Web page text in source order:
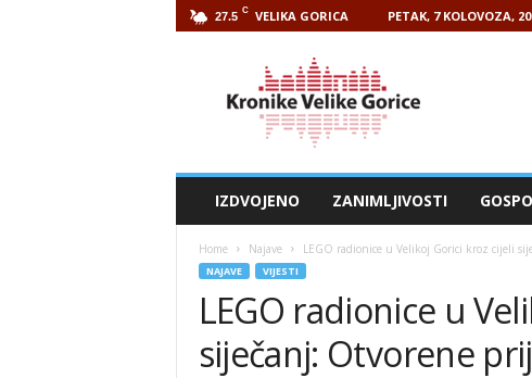
27.5 C VELIKA GORICA PETAK, 7 KOLOVOZA,
IZDVOJENO ZANIMLJIVOSTI
Home Najave LEGO radionice u Velikoj Gorici kroz cijeli
NAJAVE VIJESTI
LEGO radionice u
siječanj: Otvorene